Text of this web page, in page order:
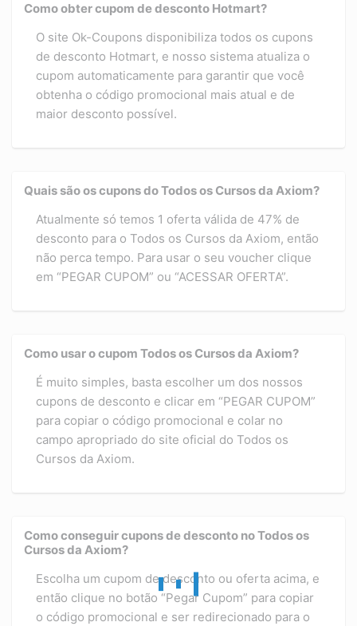
Como obter cupom de desconto Hotmart?
O site Ok-Coupons disponibiliza todos os cupons
de desconto Hotmart, e nosso sistema atualiza o
cupom automaticamente para garantir que você
obtenha o código promocional mais atual e de
maior desconto possível.
Quais são os cupons do Todos os Cursos da Axiom?
Atualmente só temos 1 oferta válida de 47% de
desconto para o Todos os Cursos da Axiom, então
não perca tempo. Para usar o seu voucher clique
em “PEGAR CUPOM” ou “ACESSAR OFERTA”.
Como usar o cupom Todos os Cursos da Axiom?
É muito simples, basta escolher um dos nossos
cupons de desconto e clicar em “PEGAR CUPOM”
para copiar o código promocional e colar no
campo apropriado do site oficial do Todos os
Cursos da Axiom.
Como conseguir cupons de desconto no Todos os
Cursos da Axiom?
Escolha um cupom de desconto ou oferta acima, e
então clique no botão “Pegar Cupom” para copiar
o código promocional e ser redirecionado para o